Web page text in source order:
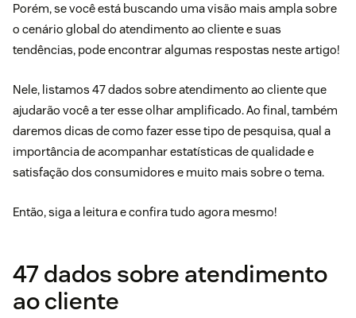
Porém, se você está buscando uma visão mais ampla sobre
o cenário global do atendimento ao cliente e suas
tendências, pode encontrar algumas respostas neste artigo!
Nele, listamos 47 dados sobre atendimento ao cliente que
ajudarão você a ter esse olhar amplificado. Ao final, também
daremos dicas de como fazer esse tipo de pesquisa, qual a
importância de acompanhar estatísticas de qualidade e
satisfação dos consumidores e muito mais sobre o tema.
Então, siga a leitura e confira tudo agora mesmo!
47 dados sobre atendimento
ao cliente